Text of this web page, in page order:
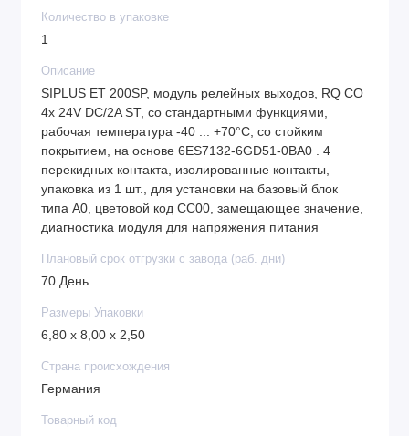
Количество в упаковке
1
Описание
SIPLUS ET 200SP, модуль релейных выходов, RQ CO
4x 24V DC/2A ST, со стандартными функциями,
рабочая температура -40 ... +70°C, со стойким
покрытием, на основе 6ES7132-6GD51-0BA0 . 4
перекидных контакта, изолированные контакты,
упаковка из 1 шт., для установки на базовый блок
типа A0, цветовой код CC00, замещающее значение,
диагностика модуля для напряжения питания
Плановый срок отгрузки с завода (раб. дни)
70 День
Размеры Упаковки
6,80 x 8,00 x 2,50
Страна происхождения
Германия
Товарный код